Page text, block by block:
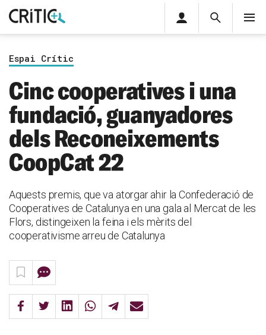
Cerca
privada
Inicia sessió
Espai Crític
Cinc cooperatives i una
fundació, guanyadores
dels Reconeixements
CoopCat 22
Aquests premis, que va atorgar ahir la Confederació de
Cooperatives de Catalunya en una gala al Mercat de les
Flors, distingeixen la feina i els mèrits del
cooperativisme arreu de Catalunya